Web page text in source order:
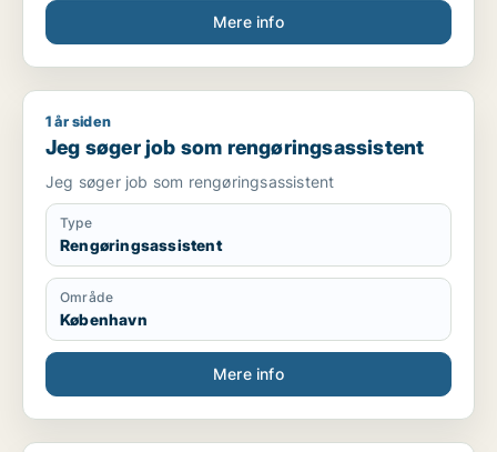
Mere info
Jeg søger job som rengøringsassistent
1 år siden
Jeg søger job som rengøringsassistent
Jeg søger job som rengøringsassistent
Type
Rengøringsassistent
Område
København
Mere info